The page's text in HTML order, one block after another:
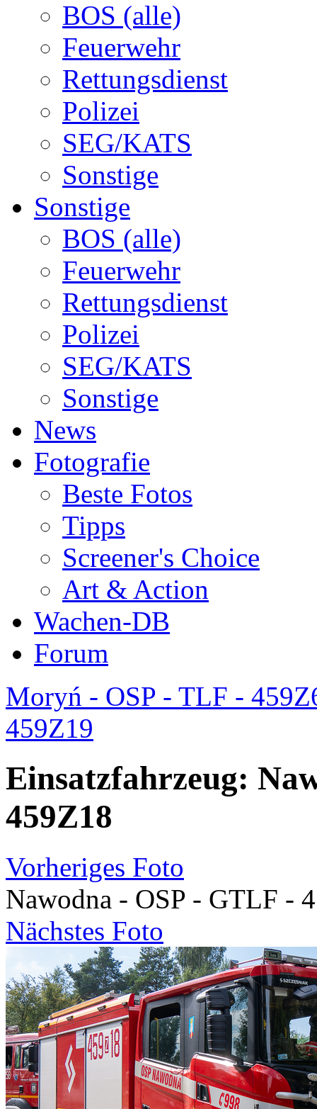
BOS (alle)
Feuerwehr
Rettungsdienst
Polizei
SEG/KATS
Sonstige
Sonstige
BOS (alle)
Feuerwehr
Rettungsdienst
Polizei
SEG/KATS
Sonstige
News
Fotografie
Beste Fotos
Tipps
Screener's Choice
Art & Action
Wachen-DB
Forum
Moryń - OSP - TLF -
459Z19
Einsatzfahrzeug:
459Z18
Vorheriges Foto
Nawodna - OSP - GTLF -
Nächstes Foto